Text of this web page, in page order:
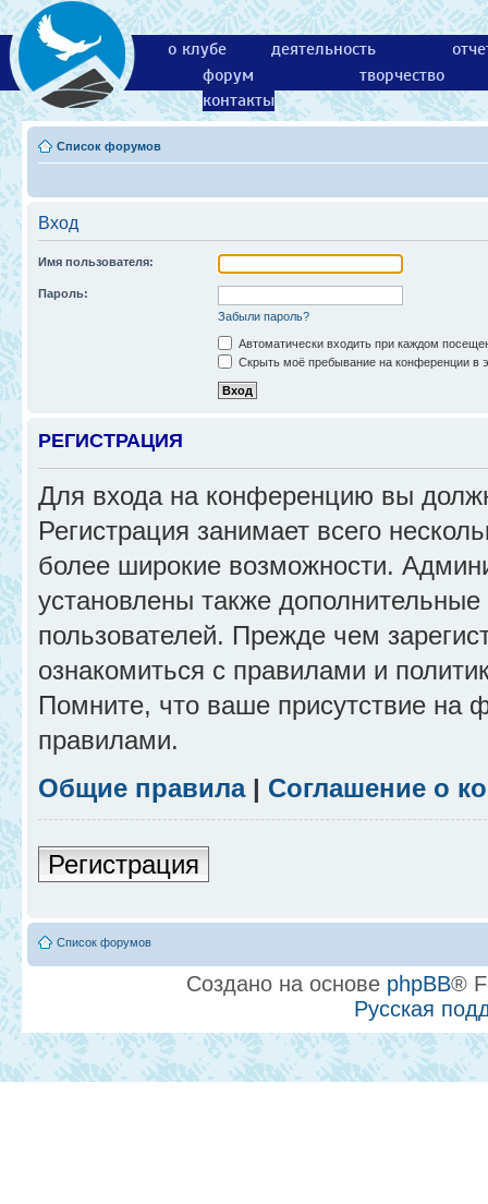
о клубе деятельность
форум
творчество
контакты
Список форумов
Вход
Имя пользователя:
Пароль:
Забыли пароль?
Автоматически входить при каждом
Скрыть моё пребывание на конференции в
РЕГИСТРАЦИЯ
Для входа на конференцию вы
Регистрация занимает всего
более широкие возможности.
установлены также
пользователей. Прежде чем
ознакомиться с правилами и
Помните, что ваше присутствие на
правилами.
Общие правила| Соглашение о
Регистрация
Список форумов
Создано на основе phpBB®
Русская